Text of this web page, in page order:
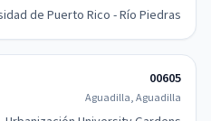
de Puerto Rico - Río Piedras
00605
Aguadilla, Aguadilla